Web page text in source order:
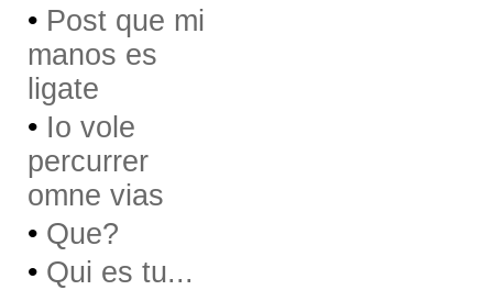
• Post que mi
manos es
ligate
• Io vole
percurrer
omne vias
• Que?
• Qui es tu...